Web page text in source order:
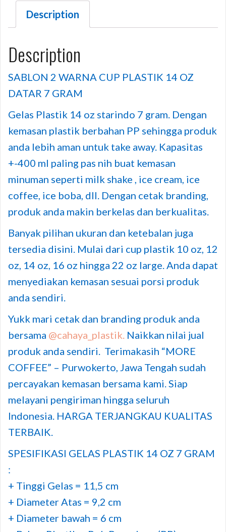
Description
Description
SABLON 2 WARNA CUP PLASTIK 14 OZ
DATAR 7 GRAM
Gelas Plastik 14 oz starindo 7 gram. Dengan
kemasan plastik berbahan PP sehingga produk
anda lebih aman untuk take away. Kapasitas
+-400 ml paling pas nih buat kemasan
minuman seperti milk shake , ice cream, ice
coffee, ice boba, dll. Dengan cetak branding,
produk anda makin berkelas dan berkualitas.
Banyak pilihan ukuran dan ketebalan juga
tersedia disini. Mulai dari cup plastik 10 oz, 12
oz, 14 oz, 16 oz hingga 22 oz large. Anda dapat
menyediakan kemasan sesuai porsi produk
anda sendiri.
Yukk mari cetak dan branding produk anda
bersama @cahaya_plastik. Naikkan nilai jual
produk anda sendiri. Terimakasih “MORE
COFFEE” – Purwokerto, Jawa Tengah sudah
percayakan kemasan bersama kami. Siap
melayani pengiriman hingga seluruh
Indonesia. HARGA TERJANGKAU KUALITAS
TERBAIK.
SPESIFIKASI GELAS PLASTIK 14 OZ 7 GRAM
:
+ Tinggi Gelas = 11,5 cm
+ Diameter Atas = 9,2 cm
+ Diameter bawah = 6 cm